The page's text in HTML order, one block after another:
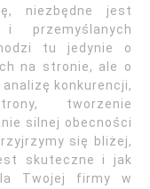
niezbędne jest
i przemyślanych
tu jedynie o
na stronie, ale o
konkurencji,
tworzenie
silnej obecności
się bliżej,
skuteczne i jak
Twojej firmy w